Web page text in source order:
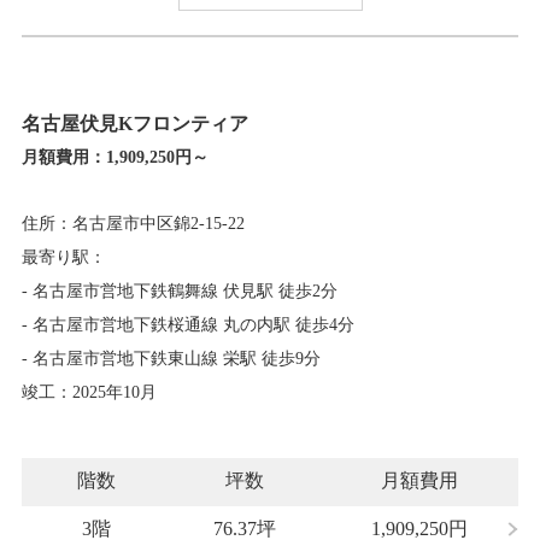
名古屋伏見Kフロンティア
月額費用： 1,909,250円～
住所：名古屋市中区錦2-15-22
最寄り駅：
- 名古屋市営地下鉄鶴舞線 伏見駅 徒歩2分
- 名古屋市営地下鉄桜通線 丸の内駅 徒歩4分
- 名古屋市営地下鉄東山線 栄駅 徒歩9分
竣工：2025年10月
階数 坪数 月額費用
3階 76.37坪 1,909,250円